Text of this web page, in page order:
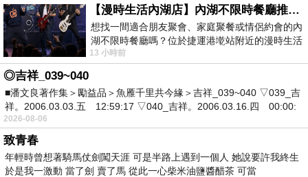
－END－
海晨星柔2002作
下一篇：
【漫時生活內湖店】內湖不限時餐廳推薦｜捷運港墘站美食，聚餐、約會、家庭聚會首選，正餐甜點一次滿足
想找一間適合朋友聚會、家庭聚餐或情侶約會的內
湖不限時餐廳嗎？位於捷運港墘站附近的漫時生活
內湖店，從捷運站步行約4分鐘即可抵
13 小時前
◎吉祥_039~040
■潘文良著作集＞勵益品＞魚雁千里共今緣＞吉祥_039~040 ▽039_吉
祥。2006.03.03.五 12:59:17 ▽040_吉祥。2006.03.16.四 00:00:
2026-08-06
致青春
年輕時曾想著騎馬仗劍闖天涯 可是半路上遇到一個人 她說要許我終生
於是我一激動 當了劍 賣了馬 從此一心柴米油鹽醬醋茶 可當